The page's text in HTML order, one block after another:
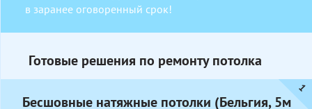
в заранее оговоренный срок!
Готовые решения по ремонту потолка
Бесшовные натяжные потолки (Бельгия, 5м